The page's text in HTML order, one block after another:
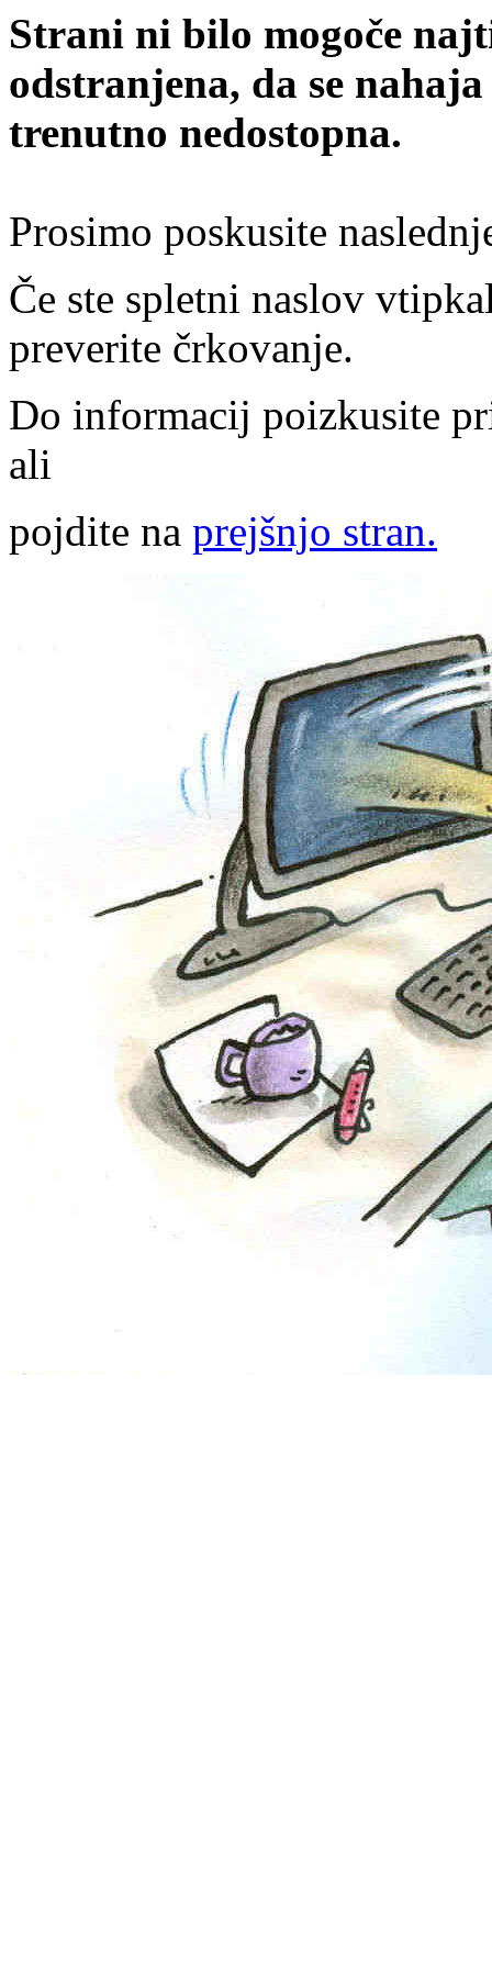
Strani ni bilo mogoče
odstranjena, da se
trenutno nedostopna.
Prosimo poskusite
Če ste spletni naslov
preverite črkovanje.
Do informacij poizkusite
ali
pojdite na prejšnjo stran.